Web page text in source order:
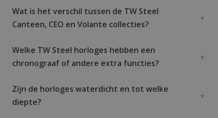
Wat is het verschil tussen de TW Steel
Canteen, CEO en Volante collecties?
Welke TW Steel horloges hebben een
chronograaf of andere extra functies?
Zijn de horloges waterdicht en tot welke
diepte?